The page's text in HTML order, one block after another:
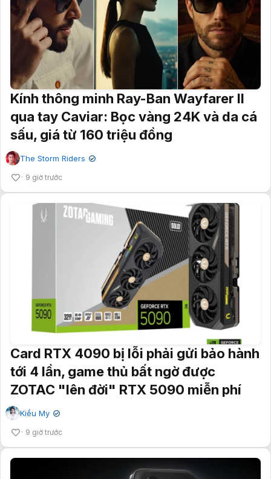
Kính thông minh Ray-Ban Wayfarer II
qua tay Caviar: Bọc vàng 24K và da cá
sấu, giá từ 160 triệu đồng
The Storm Riders ✔
9 giờ trước
Card RTX 4090 bị lỗi phải gửi bảo hành
tới 4 lần, game thủ bất ngờ được
ZOTAC "lên đời" RTX 5090 miễn phí
Kiều My ✔
9 giờ trước